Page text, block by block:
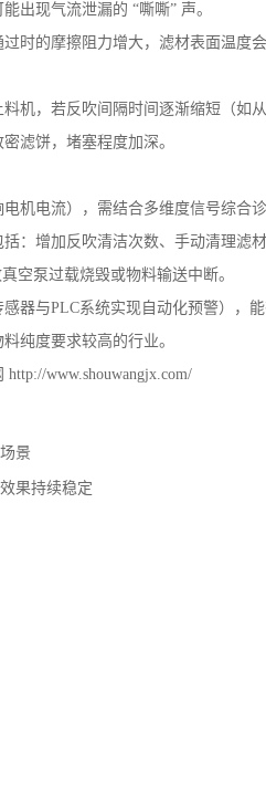
出现气流泄漏的 “嘶嘶” 声。
时的摩擦阻力增大，滤材表面温度
机，若反吹间隔时间逐渐缩短（如从
滤饼，堵塞程度加深。
机电流），需结合多维度信号综合
：增加反吹清洁次数、手动清理滤
空泵过载烧毁或物料输送中断。
感器与PLC系统实现自动化预警），
纯度要求较高的行业。
http://www.shouwangjx.com/
景
果持续稳定